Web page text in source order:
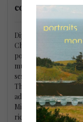
comédienne
Diplômée du
Charlotte Désilets est
poésie et d’arts de la
musicales se trouvent
ses mentores de
Thurman, et Caity
admiration pour la
Min Rager lui ont
riches et leur savoir-